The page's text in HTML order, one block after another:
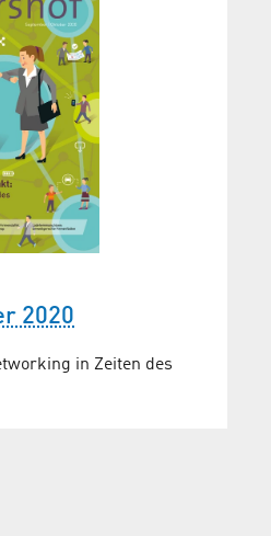
2020
in Zeiten des